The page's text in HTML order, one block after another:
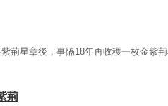
荊星章後，事隔18年再收穫一枚金紫
荊